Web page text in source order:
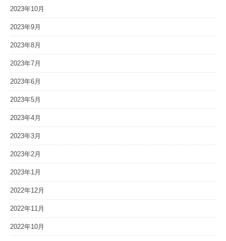
2023年10月
2023年9月
2023年8月
2023年7月
2023年6月
2023年5月
2023年4月
2023年3月
2023年2月
2023年1月
2022年12月
2022年11月
2022年10月